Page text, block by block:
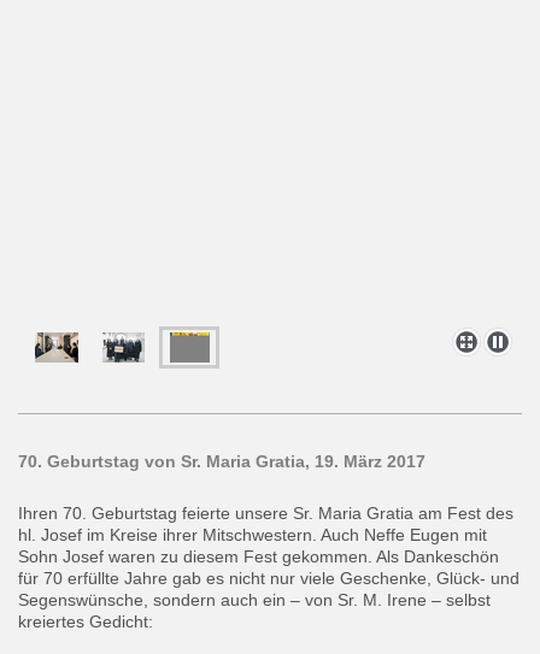
70. Geburtstag von Sr. Maria Gratia, 19. März 2017
Ihren 70. Geburtstag feierte unsere Sr. Maria Gratia am Fest des
hl. Josef im Kreise ihrer Mitschwestern. Auch Neffe Eugen mit
Sohn Josef waren zu diesem Fest gekommen. Als Dankeschön
für 70 erfüllte Jahre gab es nicht nur viele Geschenke, Glück- und
Segenswünsche, sondern auch ein – von Sr. M. Irene – selbst
kreiertes Gedicht: